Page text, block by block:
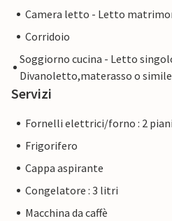
Camera letto - Letto
Corridoio
Soggiorno cucina - Letto
Divanoletto,materasso o
Servizi
Fornelli elettrici/forno : 2
Frigorifero
Cappa aspirante
Congelatore : 3 litri
Macchina da caffè